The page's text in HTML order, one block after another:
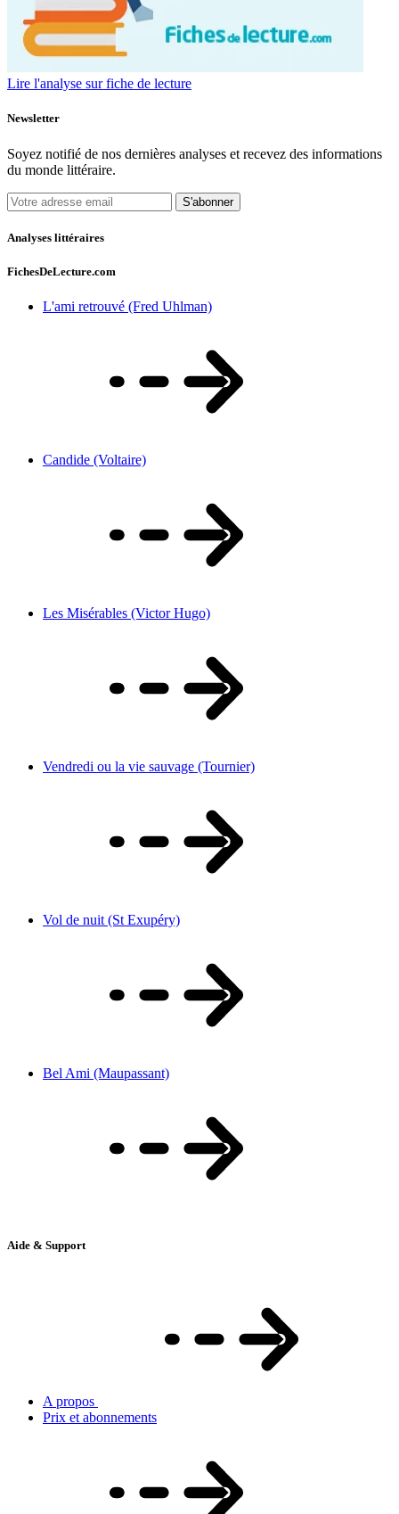
Lire l'analyse sur fiche de lecture
Newsletter
Soyez notifié de nos dernières analyses et recevez des informations
du monde littéraire.
S'abonner
Analyses littéraires
FichesDeLecture.com
L'ami retrouvé (Fred Uhlman)
Candide (Voltaire)
Les Misérables (Victor Hugo)
Vendredi ou la vie sauvage (Tournier)
Vol de nuit (St Exupéry)
Bel Ami (Maupassant)
Aide & Support
A propos
Prix et abonnements